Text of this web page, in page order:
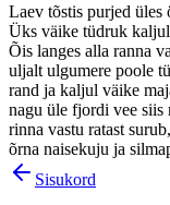
Laev tõstis purjed üles
Üks väike tüdruk
Õis langes alla ranna
uljalt ulgumere poole
rand ja kaljul väike
nagu üle fjordi vee siis
rinna vastu ratast
õrna naisekuju ja
Sisukord